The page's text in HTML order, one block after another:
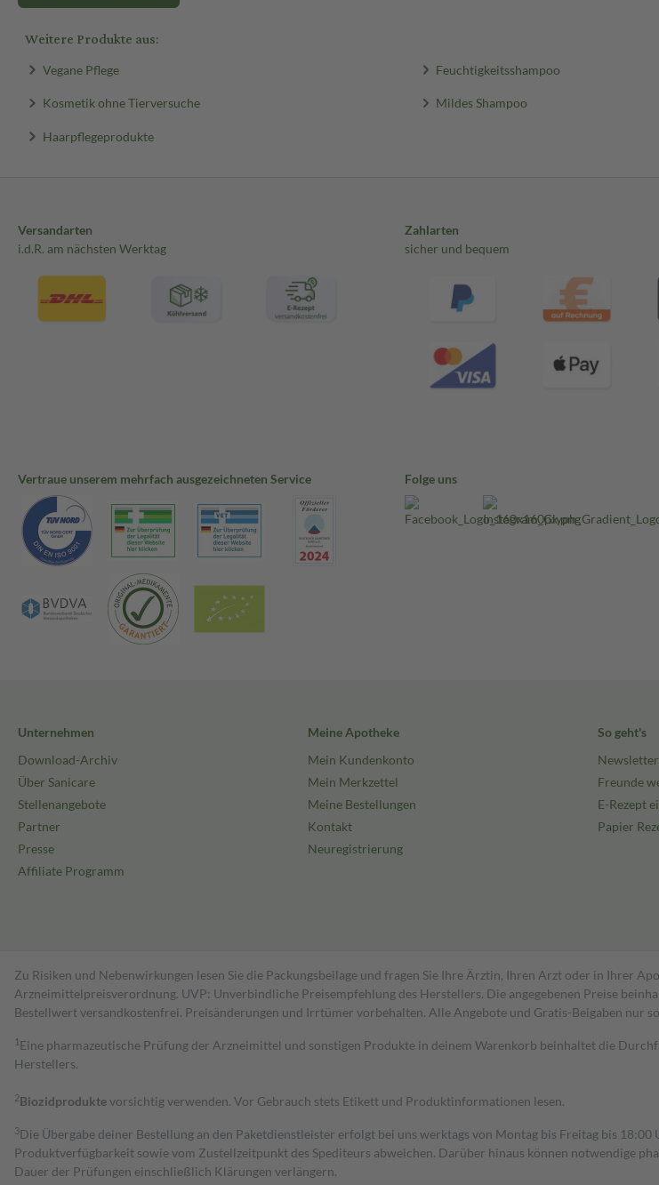
Weitere Produkte aus:
Vegane Pflege Feuchtigkeitsshampoo
Kosmetik ohne Tierversuche Mildes Shampoo
Haarpflegeprodukte
Versandarten
i.d.R. am nächsten Werktag
Zahlarten
sicher und bequem
Vertraue unserem mehrfach ausgezeichneten Service Folge uns
Unternehmen
Download-Archiv
Über Sanicare
Stellenangebote
Partner
Presse
Affiliate Programm
Meine Apotheke
Mein Kundenkonto
Mein Merkzettel
Meine Bestellungen
Kontakt
Neuregistrierung
So geht's
Freunde
E-Rezept
Papier
Zu Risiken und Nebenwirkungen lesen Sie die Packungsbeilage und fragen Sie Ihre Ärztin, Ihren Arzt oder in Ihrer
Arzneimittelpreisverordnung. UVP: Unverbindliche Preisempfehlung des Herstellers. Die angegebenen Preise
Bestell­wert versand­kosten­frei. Preisänderungen und Irrtümer vorbehalten. Alle Angebote und Gratis-Beigaben nur
1 Eine pharmazeutische Prüfung der Arzneimittel und sonstigen Produkte in deinem Warenkorb beinhaltet die
Herstellers.
2Biozidproduktevorsichtig verwenden. Vor Gebrauch stets Etikett und Produktinformationen lesen.
3Die Übergabe deiner Bestellung an den Paketdienstleister erfolgt bei uns werktags von Montag bis Freitag bis
Produktverfügbarkeit sowie vom Zustellzeitpunkt des Spediteurs abweichen. Darüber hinaus können notwendige
Dauer der Prüfungen einschließlich Klärungen verlängern.